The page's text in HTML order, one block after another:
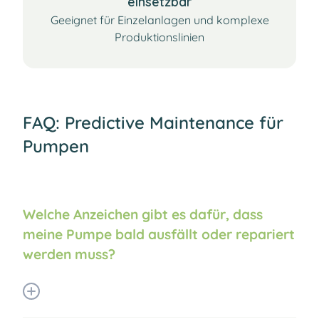
Geeignet für Einzelanlagen und komplexe
Produktionslinien​
FAQ: Predictive Maintenance für
Pumpen
Welche Anzeichen gibt es dafür, dass
meine Pumpe bald ausfällt oder repariert
werden muss?